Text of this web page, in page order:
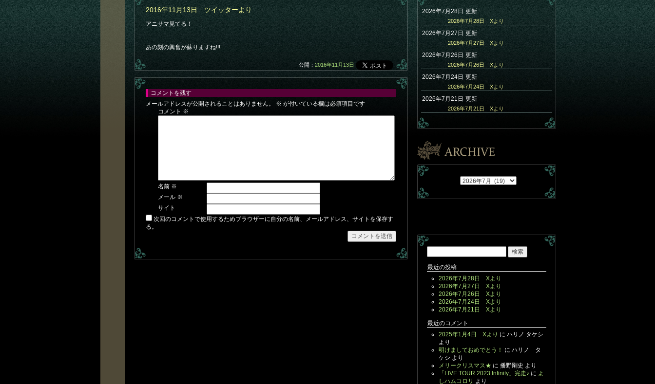
2016年11月13日 ツイッターより
アニサマ見てる！
あの刻の興奮が蘇りますね!!!
公開： 2016年11月13日
コメントを残す
メールアドレスが公開されることはありません。
※ が付いている欄は必須項目です
コメント ※
名前 ※
メール ※
サイト
次回のコメントで使用するためブラウザーに自分の名前、メールアドレス、サイトを保存す
る。
2026年7月28日 更新
2026年7月28日 Xより
2026年7月27日 更新
2026年7月27日 Xより
2026年7月26日 更新
2026年7月26日 Xより
2026年7月24日 更新
2026年7月24日 Xより
2026年7月21日 更新
2026年7月21日 Xより
索:
最近の投稿
2026年7月28日 Xより
2026年7月27日 Xより
2026年7月26日 Xより
2026年7月24日 Xより
2026年7月21日 Xより
最近のコメント
2025年1月4日 Xより に ハリノ タケシ
より
明けましておめでとう！
に ハリノ タ
ケシ より
メリークリスマス★ に 播野剛史 より
「LIVE TOUR 2023 Infinity」完走♪ に よ
しハムコロリ より